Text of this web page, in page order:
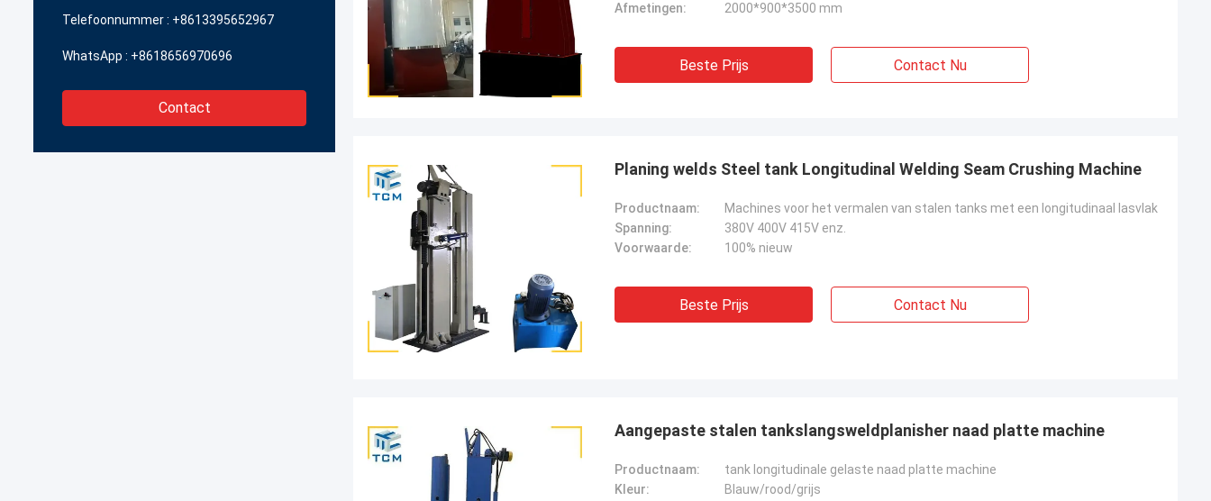
Telefoonnummer : +8613395652967
WhatsApp : +8618656970696
Contact
Afmetingen:
2000*900*3500 mm
Beste Prijs Contact Nu
Planing welds Steel tank Longitudinal Welding Seam Crushing Machine
Productnaam:
Machines voor het vermalen van stalen tanks met een longitudinaal lasvlak
Spanning:
380V 400V 415V enz.
Voorwaarde:
100% nieuw
Beste Prijs Contact Nu
Aangepaste stalen tankslangsweldplanisher naad platte machine
Productnaam:
tank longitudinale gelaste naad platte machine
Kleur:
Blauw/rood/grijs